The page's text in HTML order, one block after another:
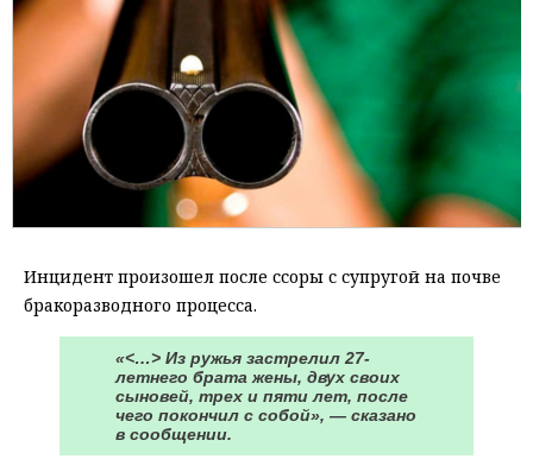
Инцидент произошел после ссоры с супругой на почве
бракоразводного процесса.
«<…> Из ружья застрелил 27-
летнего брата жены, двух своих
сыновей, трех и пяти лет, после
чего покончил с собой», — сказано
в сообщении.